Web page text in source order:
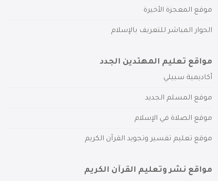
موقع المعجزة الأخيرة
الحوار المباشر للتعريف بالإسلام
مواقع تعليم المهتدين الجدد
أكاديمية سبيلي
موقع المسلم الجديد
موقع الصلاة في الإسلام
موقع تعليم تفسير وتجويد القرآن الكريم
مواقع نشر وتعليم القرآن الكريم